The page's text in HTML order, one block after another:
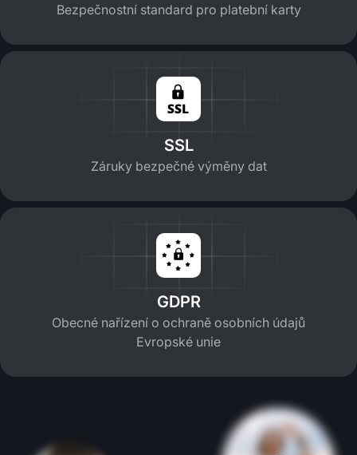
Bezpečnostní standard pro platební karty
SSL
Záruky bezpečné výměny dat
GDPR
Obecné nařízení o ochraně osobních údajů
Evropské unie